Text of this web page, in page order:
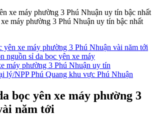
máy phường 3 Phú Nhuận uy tín bậc nhất
yên xe máy phường 3 Phú Nhuận vài năm tới
nguồn sỉ da bọc yên xe máy
máy phường 3 Phú Nhuận uy tín
lý/NPP Phú Quang khu vực Phú Nhuận
bọc yên xe máy phường 3
năm tới